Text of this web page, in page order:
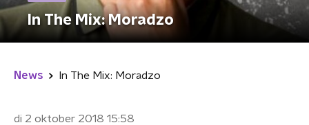
In The Mix: Moradzo
News In The Mix: Moradzo
di 2 oktober 2018 15:58